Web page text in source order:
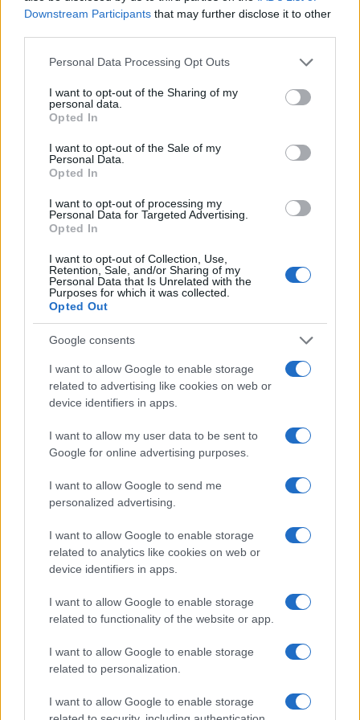
Downstream Participants that may further disclose it to other
Please note that this website/app uses one or more Google
not limited to your visit or usage behaviour. You may click to
grant or deny consent to Google and its third-party tags to
use your data for below specified purposes in below Google
consent section.
Personal Data Processing Opt Outs
I want to opt-out of the Sharing of my
personal data.
Opted In
I want to opt-out of the Sale of my
Personal Data.
Opted In
I want to opt-out of processing my
Personal Data for Targeted Advertising.
Opted In
I want to opt-out of Collection, Use,
Retention, Sale, and/or Sharing of my
Personal Data that Is Unrelated with the
Purposes for which it was collected.
Opted Out
Google consents
I want to allow Google to enable storage
related to advertising like cookies on web or
device identifiers in apps.
I want to allow my user data to be sent to
Google for online advertising purposes.
I want to allow Google to send me
personalized advertising.
I want to allow Google to enable storage
related to analytics like cookies on web or
device identifiers in apps.
I want to allow Google to enable storage
related to functionality of the website or app.
I want to allow Google to enable storage
related to personalization.
I want to allow Google to enable storage
NECROLOGIE
Mario Malu
Paolo Pinna
I nostri cari
I nostri cari
I nostri cari
Giovannimaria Cabras
Invia un Comunicato Stampa| Pubblicità Segnala